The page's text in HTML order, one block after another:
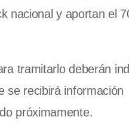
nacional y aportan el
tramitarlo deberán
se recibirá información
próximamente.